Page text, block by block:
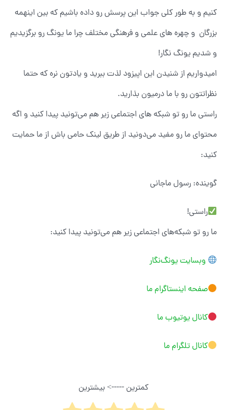
کنیم و به طور کلی جواب این پرسش رو داده باشیم که بین اینهمه
بزرگان و چهره های علمی و فرهنگی مختلف چرا ما یونگ رو برگزیدیم
و شدیم یونگ نگار!
امیدواریم از شنیدن این اپیزود لذت ببرید و یادتون نره که حتما
نظراتتون رو با ما درمیون بذارید.
راستی ما رو تو شبکه های اجتماعی زیر هم می‌تونید پیدا کنید و اگه
محتوای ما رو مفید می‌دونید از طریق لینک حامی باش از ما حمایت
کنید:
گوینده: رسول ماجانی
راستی!
ما رو تو شبکه‌های اجتماعی زیر هم می‌تونید پیدا کنید:
وبسایت یونگ‌نگار
صفحه اینستاگرام ما
کانال یوتیوب ما
کانال تلگرام ما
کمترین -----> بیشترین